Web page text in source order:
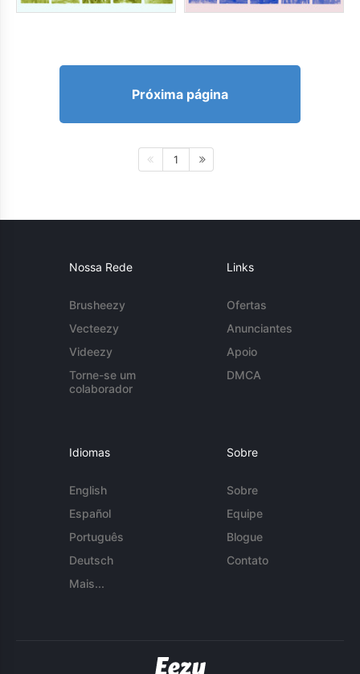
Próxima página
1
Nossa Rede
Brusheezy
Vecteezy
Videezy
Torne-se um
colaborador
Links
Ofertas
Anunciantes
Apoio
DMCA
Idiomas
English
Español
Português
Deutsch
Mais...
Sobre
Sobre
Equipe
Blogue
Contato